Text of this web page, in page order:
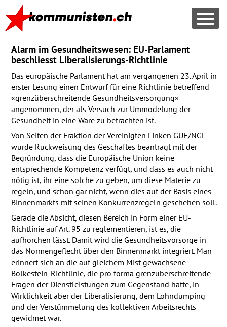
Alarm im Gesundheitswesen: EU-Parlament
beschliesst Liberalisierungs-Richtlinie
Das europäische Parlament hat am vergangenen 23. April in
erster Lesung einen Entwurf für eine Richtlinie betreffend
«grenzüberschreitende Gesundheitsversorgung»
angenommen, der als Versuch zur Ummodelung der
Gesundheit in eine Ware zu betrachten ist.
Von Seiten der Fraktion der Vereinigten Linken GUE/NGL
wurde Rückweisung des Geschäftes beantragt mit der
Begründung, dass die Europäische Union keine
entsprechende Kompetenz verfügt, und dass es auch nicht
nötig ist, ihr eine solche zu geben, um diese Materie zu
regeln, und schon gar nicht, wenn dies auf der Basis eines
Binnenmarkts mit seinen Konkurrenzregeln geschehen soll.
Gerade die Absicht, diesen Bereich in Form einer EU-
Richtlinie auf Art. 95 zu reglementieren, ist es, die
aufhorchen lässt. Damit wird die Gesundheitsvorsorge in
das Normengeflecht über den Binnenmarkt integriert. Man
erinnert sich an die auf gleichem Mist gewachsene
Bolkestein-Richtlinie, die pro forma grenzüberschreitende
Fragen der Dienstleistungen zum Gegenstand hatte, in
Wirklichkeit aber der Liberalisierung, dem Lohndumping
und der Verstümmelung des kollektiven Arbeitsrechts
gewidmet war.